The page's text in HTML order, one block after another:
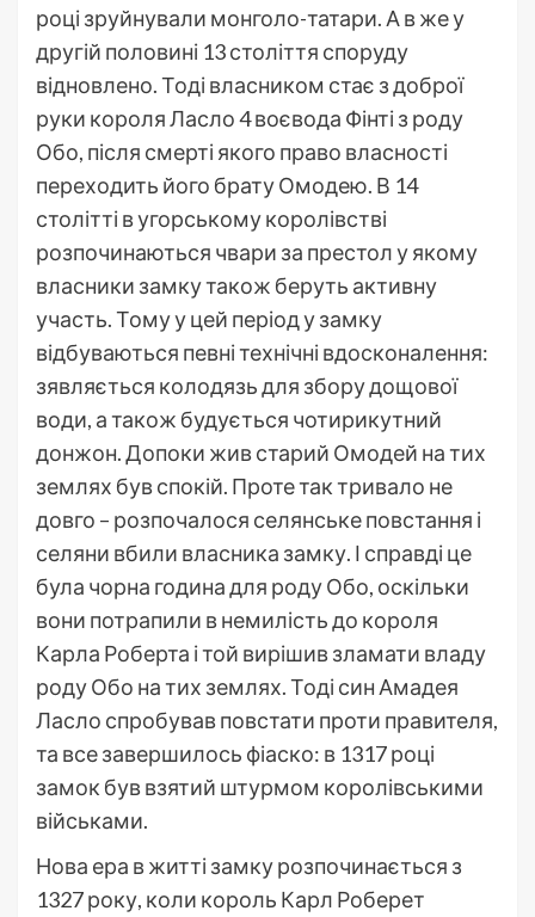
році зруйнували монголо-татари. А в же у
другій половині 13 століття споруду
відновлено. Тоді власником стає з доброї
руки короля Ласло 4 воєвода Фінті з роду
Обо, після смерті якого право власності
переходить його брату Омодею. В 14
столітті в угорському королівстві
розпочинаються чвари за престол у якому
власники замку також беруть активну
участь. Тому у цей період у замку
відбуваються певні технічні вдосконалення:
зявляється колодязь для збору дощової
води, а також будується чотирикутний
донжон. Допоки жив старий Омодей на тих
землях був спокій. Проте так тривало не
довго – розпочалося селянське повстання і
селяни вбили власника замку. І справді це
була чорна година для роду Обо, оскільки
вони потрапили в немилість до короля
Карла Роберта і той вирішив зламати владу
роду Обо на тих землях. Тоді син Амадея
Ласло спробував повстати проти правителя,
та все завершилось фіаско: в 1317 році
замок був взятий штурмом королівськими
військами.
Нова ера в житті замку розпочинається з
1327 року, коли король Карл Роберет